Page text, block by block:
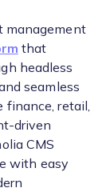
management
that
headless
seamless
retail,
driven
CMS
with easy